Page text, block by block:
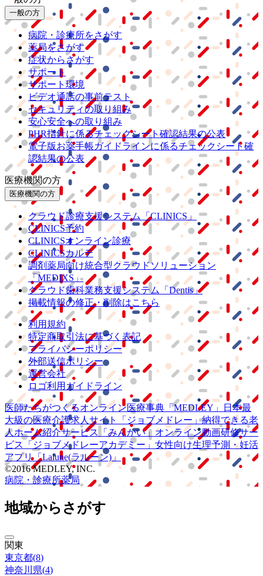
一般の方
病院・診療所をさがす
薬局をさがす
症状からさがす
サポート
サポート環境
ビデオ通話の事前テスト
セキュリティの取り組み
安心安全への取り組み
PHR指針に係るチェックシート確認結果の公表
電子版お薬手帳ガイドラインに係るチェックシート確
認結果の公表
医療機関の方
医療機関の方
クラウド診療支援システム
「CLINICS」
CLINICS予約
CLINICSオンライン診療
CLINICSカルテ
調剤薬局向け統合型クラウドソリューション
「MEDIXS」
クラウド歯科業務支援システム
「Dentis」
掲載情報の修正・削除はこちら
利用規約
特定商取引法に基づく表記
プライバシーポリシー
外部送信ポリシー
運営会社
ロゴ利用ガイドライン
医師たちがつくるオンライン医療事典 「MEDLEY」
日本最
大級の医療介護求人サイト 「ジョブメドレー」納得できる老
人ホーム紹介サービス
「みんかい」 オンライン動画研修サー
ビス
「ジョブメドレーアカデミー」 女性向け生理予測・妊活
アプリ「Lalune(ラルーン)」
©2016 MEDLEY, INC.
病院・診療所薬局
地域からさがす
関東
東京都(8)
神奈川県(4)